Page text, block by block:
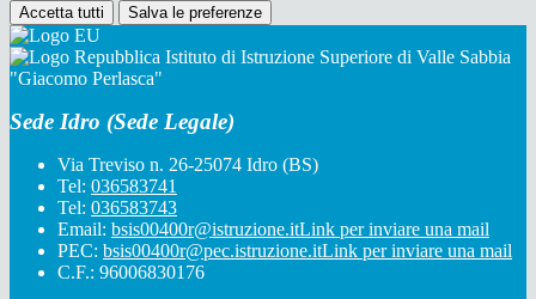
Accetta tutti Salva le preferenze
Istituto di Istruzione Superiore di Valle Sabbia
"Giacomo Perlasca"
Sede Idro (Sede Legale)
Via Treviso n. 26-25074 Idro (BS)
Tel: 036583741
Tel: 036583743
Email: bsis00400r@istruzione.itLink per inviare una mail
PEC: bsis00400r@pec.istruzione.itLink per inviare una mail
C.F.: 96006830176